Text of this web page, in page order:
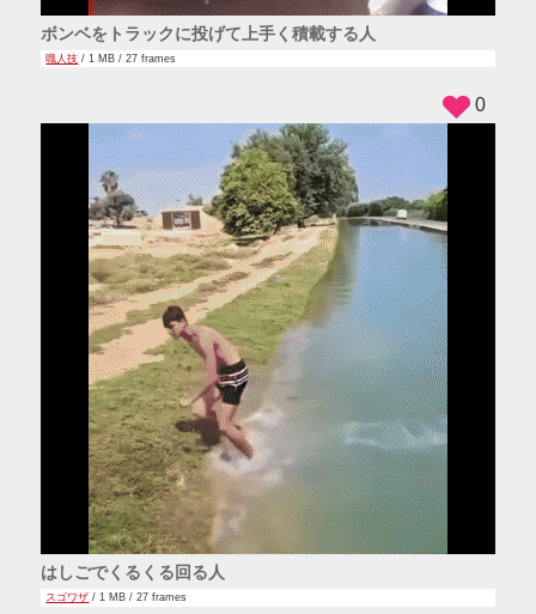
ボンベをトラックに投げて上手く積載する人
職人技 / 1 MB / 27 frames
はしごでくるくる回る人
スゴワザ / 1 MB / 27 frames
0